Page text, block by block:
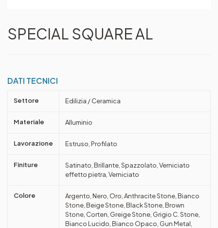
SPECIAL SQUARE AL
DATI TECNICI
Settore Edilizia / Ceramica
Materiale Alluminio
Lavorazione Estruso, Profilato
Finiture
Satinato, Brillante, Spazzolato, Verniciato
effetto pietra, Verniciato
Colore
Argento, Nero, Oro, Anthracite Stone, Bianco
Stone, Beige Stone, Black Stone, Brown
Stone, Corten, Greige Stone, Grigio C. Stone,
Bianco Lucido, Bianco Opaco, Gun Metal,